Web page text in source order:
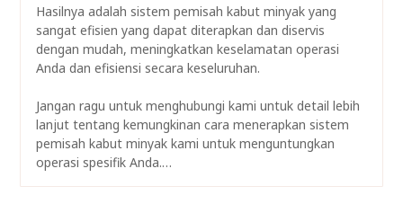
Hasilnya adalah sistem pemisah kabut minyak yang
sangat efisien yang dapat diterapkan dan diservis
dengan mudah, meningkatkan keselamatan operasi
Anda dan efisiensi secara keseluruhan.
Jangan ragu untuk menghubungi kami untuk detail lebih
lanjut tentang kemungkinan cara menerapkan sistem
pemisah kabut minyak kami untuk menguntungkan
operasi spesifik Anda.…